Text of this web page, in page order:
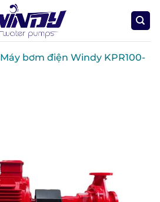
Máy bơm điện Windy KPR100-